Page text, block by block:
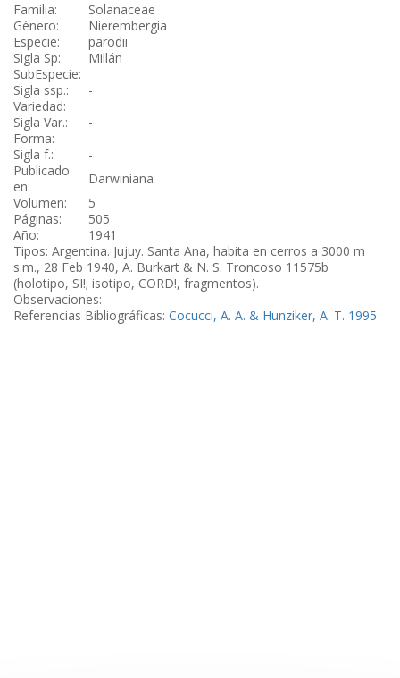
Familia:
Solanaceae
Género:
Nierembergia
Especie:
parodii
Sigla Sp:
Millán
SubEspecie:
Sigla ssp.:
-
Variedad:
Sigla Var.:
-
Forma:
Sigla f.:
-
Publicado
en:
Darwiniana
Volumen:
5
Páginas:
505
Año:
1941
Tipos: Argentina. Jujuy. Santa Ana, habita en cerros a 3000 m
s.m., 28 Feb 1940, A. Burkart & N. S. Troncoso 11575b
(holotipo, SI!; isotipo, CORD!, fragmentos).
Observaciones:
Referencias Bibliográficas: Cocucci, A. A. & Hunziker, A. T. 1995